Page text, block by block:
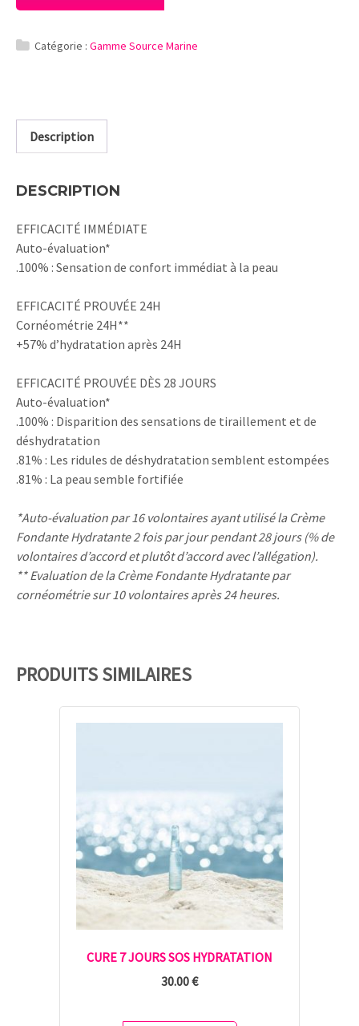
HYDRATANTE
Catégorie : Gamme Source Marine
Description
DESCRIPTION
EFFICACITÉ IMMÉDIATE
Auto-évaluation*
.100% : Sensation de confort immédiat à la peau
EFFICACITÉ PROUVÉE 24H
Cornéométrie 24H**
+57% d’hydratation après 24H
EFFICACITÉ PROUVÉE DÈS 28 JOURS
Auto-évaluation*
.100% : Disparition des sensations de tiraillement et de
déshydratation
.81% : Les ridules de déshydratation semblent estompées
.81% : La peau semble fortifiée
*Auto-évaluation par 16 volontaires ayant utilisé la Crème
Fondante Hydratante 2 fois par jour pendant 28 jours (% de
volontaires d’accord et plutôt d’accord avec l’allégation).
** Evaluation de la Crème Fondante Hydratante par
cornéométrie sur 10 volontaires après 24 heures.
PRODUITS SIMILAIRES
CURE 7 JOURS SOS HYDRATATION
30.00€